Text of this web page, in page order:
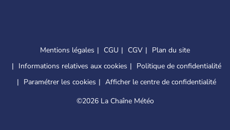
Mentions légales CGU CGV
Plan du site
Informations relatives aux cookies
Politique de confidentialité
Paramétrer les cookies
Afficher le centre de confidentialité
©2026 La Chaîne Météo